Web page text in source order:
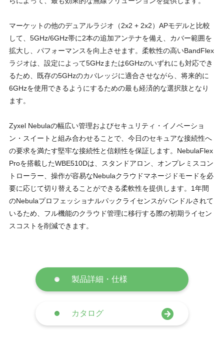
マーケットの他のデュアルラジオ（2x2 + 2x2）APモデルと⽐較
して、5GHz/6GHz帯に2本の追加アンテナを備え、カバー範囲を
拡⼤し、パフォーマンスを向上させます。柔軟性の⾼いBandFlex
ラジオは、設定によって5GHzまたは6GHzのいずれにも対応でき
るため、既存の5GHzのカバレッジに適合させながら、将来的に
6GHzを使⽤できるようにするための最も経済的な選択肢となり
ます。
Zyxel Nebulaの幅広い管理およびセキュリティ・イノベーショ
ン・スイートと組み合わせることで、今⽇のセキュアな接続性へ
の要求を満たす堅牢な接続性と信頼性を保証します。NebulaFlex
Proを搭載したWBE510Dは、スタンドアロン、オンプレミスコン
トローラー、操作が容易なNebulaクラウドマネージドモードを必
要に応じて切り替えることができる柔軟性を提供します。1年間
のNebulaプロフェッショナルパックライセンスがバンドルされて
いるため、フル機能のクラウド管理に移⾏する際の初期ライセン
スコストを削減できます。
製品詳細・仕様
カタログ